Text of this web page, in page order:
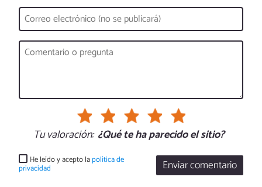
Tu valoración: ¿Qué te ha parecido el sitio?
Enviar comentario
He leído y acepto lapolítica de
privacidad